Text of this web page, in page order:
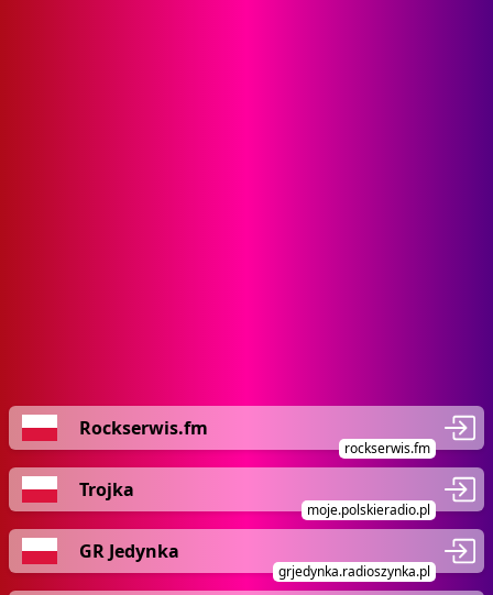
Rockserwis.fm
rockserwis.fm
Trojka
moje.polskieradio.pl
GR Jedynka
grjedynka.radioszynka.pl